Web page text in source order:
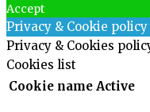
Accept
Privacy & Cookie policy
Privacy & Cookies
Cookies list
Cookie name Active